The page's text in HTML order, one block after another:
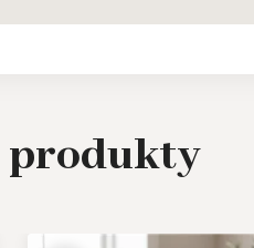
produkty